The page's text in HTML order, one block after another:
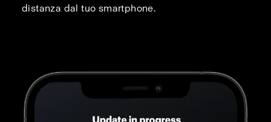
distanza dal tuo smartphone.